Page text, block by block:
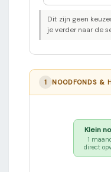
Dit zijn geen
je verder naar de
1 NOODFONDS &
Klein
1
direct